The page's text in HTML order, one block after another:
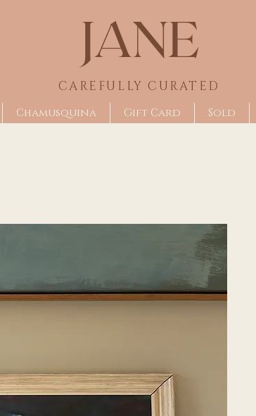
JANE
CAREFULLY CU RATED
Chamusquina Gift Card Sold